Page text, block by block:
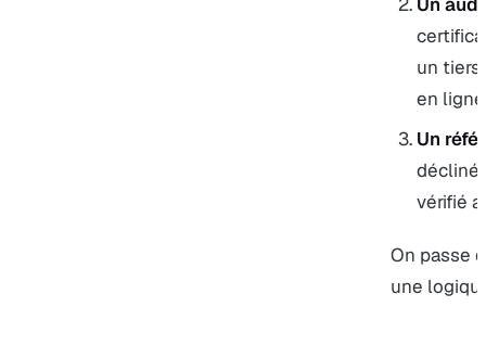
un tiers
en
Un
vérifié
On passe
une